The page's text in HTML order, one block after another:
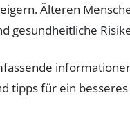
Älteren
gesundheitliche